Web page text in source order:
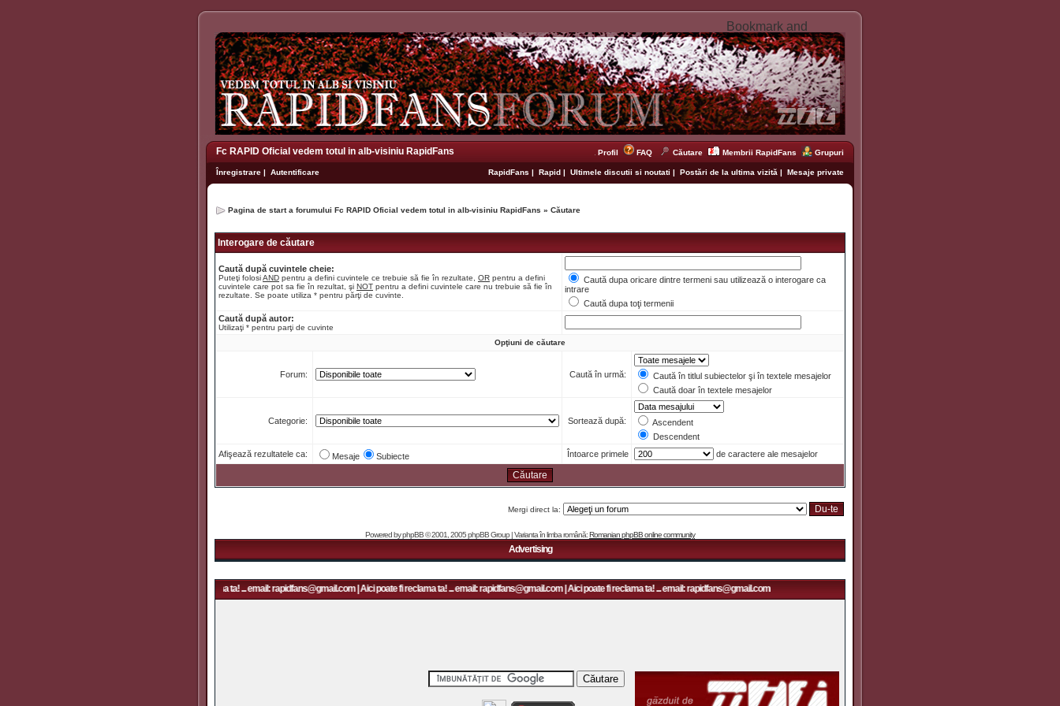
Fc RAPID Oficial vedem totul in alb-visiniu RapidFans Profil FAQ Căutare Membrii RapidFans Grupuri
Înregistrare | Autentificare RapidFans | Rapid | Ultimele discutii si noutati | Postări de la ultima vizită | Mesaje private
Pagina de start a forumului Fc RAPID Oficial vedem totul in alb-visiniu RapidFans » Căutare
Interogare de căutare
Caută după cuvintele cheie:
Puteţi folosiAND pentru a defini cuvintele ce trebuie să fie în rezultate, OR pentru a defini
cuvintele care pot sa fie în rezultat, şi NOT pentru a defini cuvintele care nu trebuie să fie în
rezultate. Se poate utiliza * pentru părţi de cuvinte.
Caută dupa oricare dintre termeni sau utilizează o interogare ca
intrare
Caută dupa toţi termenii
Caută după autor:
Utilizaţi * pentru parţi de cuvinte
Opţiuni de căutare
Forum: Caută în urmă:
Caută în titlul subiectelor şi în textele mesajelor
Caută doar în textele mesajelor
Categorie: Sortează după:
Ascendent
Descendent
Afişează rezultatele ca:
Mesaje Subiecte Întoarce primele de caractere ale mesajelor
Mergi direct la:
Powered byphpBB© 2001, 2005 phpBB Group | Varianta în limba română:Romanian phpBB online community
Advertising
Aici poate fi reclama ta! ... email: rapidfans@gmail.com | Aici poate fi reclama ta! ... email: rapidfans@gmail.com | Aici poate fi reclama ta! ... email: rapidfans@gmail.com